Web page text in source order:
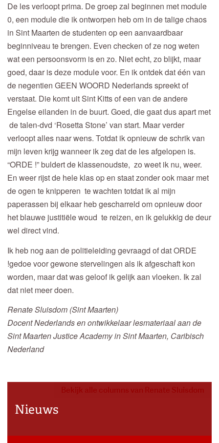
De les verloopt prima. De groep zal beginnen met module
0, een module die ik ontworpen heb om in de talige chaos
in Sint Maarten de studenten op een aanvaardbaar
beginniveau te brengen. Even checken of ze nog weten
wat een persoonsvorm is en zo. Niet echt, zo blijkt, maar
goed, daar is deze module voor. En ik ontdek dat één van
de negentien GEEN WOORD Nederlands spreekt of
verstaat. Die komt uit Sint Kitts of een van de andere
Engelse eilanden in de buurt. Goed, die gaat dus apart met
de talen-dvd ‘Rosetta Stone’ van start. Maar verder
verloopt alles naar wens. Totdat ik opnieuw de schrik van
mijn leven krijg wanneer ik zeg dat de les afgelopen is.
“ORDE !” buldert de klassenoudste, zo weet ik nu, weer.
En weer rijst de hele klas op en staat zonder ook maar met
de ogen te knipperen te wachten totdat ik al mijn
paperassen bij elkaar heb gescharreld om opnieuw door
het blauwe justitiële woud te reizen, en ik gelukkig de deur
wel direct vind.
Ik heb nog aan de politieleiding gevraagd of dat ORDE
!gedoe voor gewone stervelingen als ik afgeschaft kon
worden, maar dat was geloof ik gelijk aan vloeken. Ik zal
dat niet meer doen.
Renate Sluisdom (Sint Maarten)
Docent Nederlands en ontwikkelaar lesmateriaal aan de
Sint Maarten Justice Academy in Sint Maarten, Caribisch
Nederland
Bekijk alle columns van Renate Sluisdom
Nieuws